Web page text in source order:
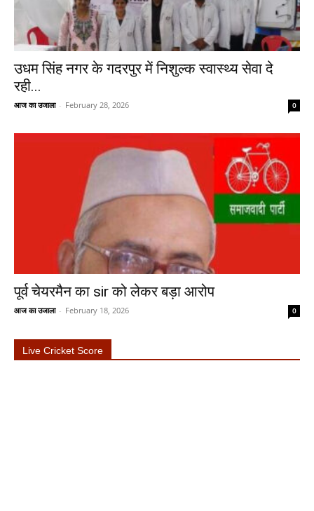
उधम सिंह नगर के गदरपुर में निशुल्क स्वास्थ्य सेवा दे
रही...
आज का उजाला - February 28, 2026 0
पूर्व चेयरमैन का sir को लेकर बड़ा आरोप
आज का उजाला - February 18, 2026 0
Live Cricket Score